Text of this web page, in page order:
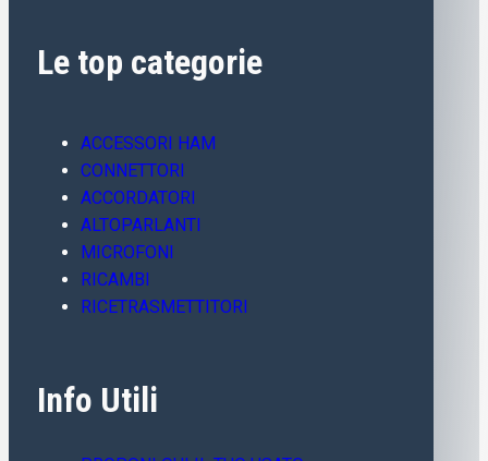
Le top categorie
ACCESSORI HAM
CONNETTORI
ACCORDATORI
ALTOPARLANTI
MICROFONI
RICAMBI
RICETRASMETTITORI
Info Utili